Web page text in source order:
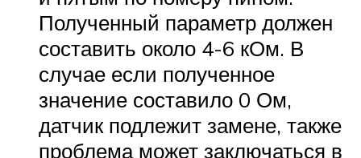
Полученный параметр должен
составить около 4-6 кОм. В
случае если полученное
значение составило 0 Ом,
датчик подлежит замене, также
проблема может заключаться в